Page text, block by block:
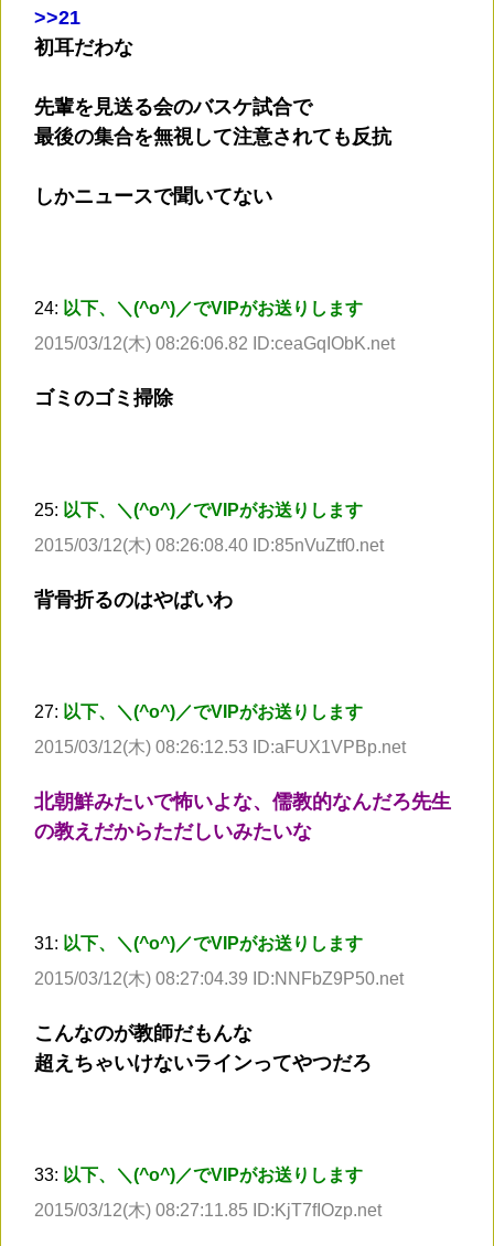
>>21
初耳だわな
先輩を見送る会のバスケ試合で
最後の集合を無視して注意されても反抗
しかニュースで聞いてない
24: 以下、＼(^o^)／でVIPがお送りします
2015/03/12(木) 08:26:06.82 ID:ceaGqIObK.net
ゴミのゴミ掃除
25: 以下、＼(^o^)／でVIPがお送りします
2015/03/12(木) 08:26:08.40 ID:85nVuZtf0.net
背骨折るのはやばいわ
27: 以下、＼(^o^)／でVIPがお送りします
2015/03/12(木) 08:26:12.53 ID:aFUX1VPBp.net
北朝鮮みたいで怖いよな、儒教的なんだろ先生
の教えだからただしいみたいな
31: 以下、＼(^o^)／でVIPがお送りします
2015/03/12(木) 08:27:04.39 ID:NNFbZ9P50.net
こんなのが教師だもんな
超えちゃいけないラインってやつだろ
33: 以下、＼(^o^)／でVIPがお送りします
2015/03/12(木) 08:27:11.85 ID:KjT7fIOzp.net